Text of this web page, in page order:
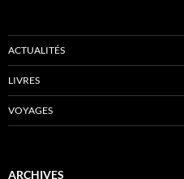
ACTUALITÉS
LIVRES
VOYAGES
ARCHIVES